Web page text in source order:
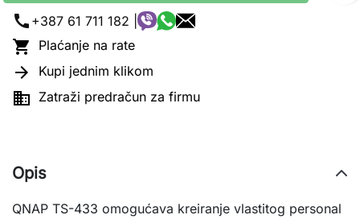
call +387 61 711 182 |
 Plaćanje na rate
 Kupi jednim klikom
 Zatraži predračun za firmu
Opis
QNAP TS-433 omogućava kreiranje vlastitog personal